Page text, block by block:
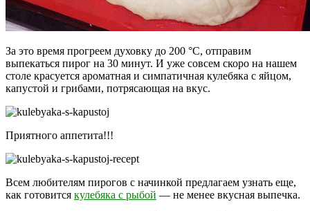
За это время прогреем духовку до 200 °C, отправим
выпекаться пирог на 30 минут. И уже совсем скоро на нашем
столе красуется ароматная и симпатичная кулебяка с яйцом,
капустой и грибами, потрясающая на вкус.
Приятного аппетита!!!
Всем любителям пирогов с начинкой предлагаем узнать еще,
как готовится кулебяка с рыбой — не менее вкусная выпечка.